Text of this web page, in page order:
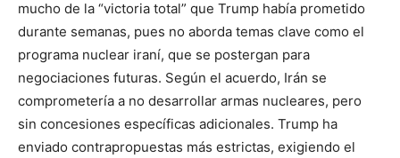
mucho de la “victoria total” que Trump había prometido
durante semanas, pues no aborda temas clave como el
programa nuclear iraní, que se postergan para
negociaciones futuras. Según el acuerdo, Irán se
comprometería a no desarrollar armas nucleares, pero
sin concesiones específicas adicionales. Trump ha
enviado contrapropuestas más estrictas, exigiendo el